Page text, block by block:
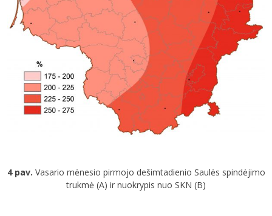
4 pav. Vasario mėnesio pirmojo dešimtadienio Saulės spindėjimo
trukmė (A) ir nuokrypis nuo SKN (B)